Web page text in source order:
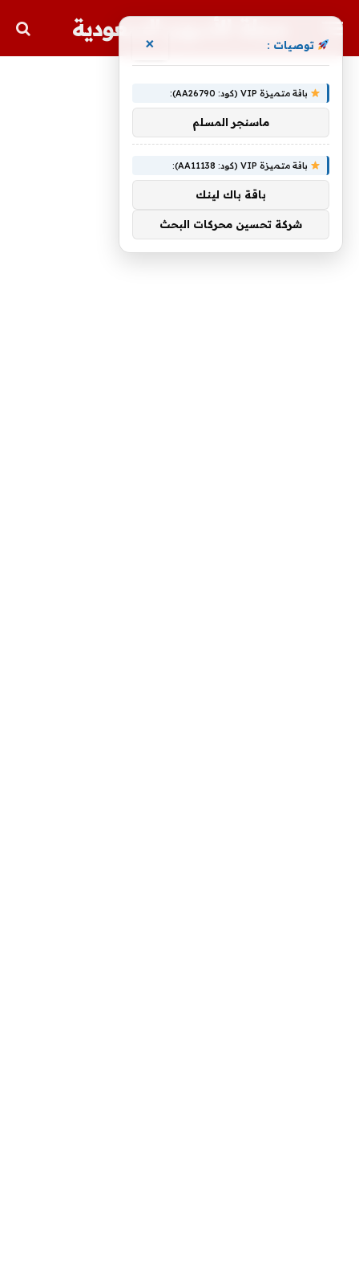
مجلة الأسهم السعودية
توصيات : ×
باقة متميزة VIP (كود: AA26790):
ماسنجر المسلم
باقة متميزة VIP (كود: AA11138):
باقة باك لينك
شركة تحسين محركات البحث